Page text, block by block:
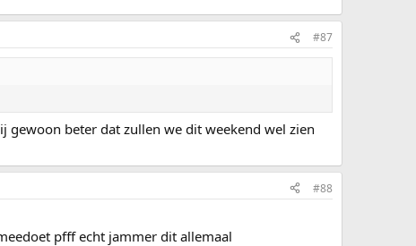
#87
gewoon beter dat zullen we dit weekend wel zien
#88
pfff echt jammer dit allemaal